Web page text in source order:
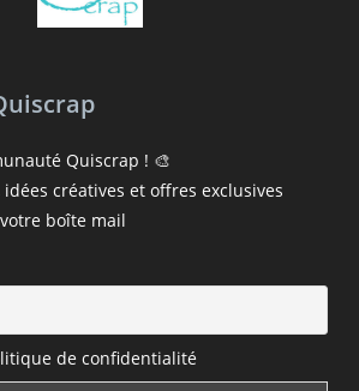
Quiscrap ! 🎨
idées créatives et offres exclusives
boîte mail
de confidentialité